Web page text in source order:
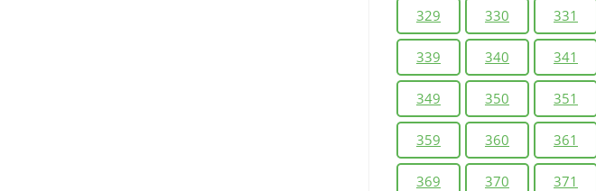
329 330 331
339 340 341
349 350 351
359 360 361
369 370 371